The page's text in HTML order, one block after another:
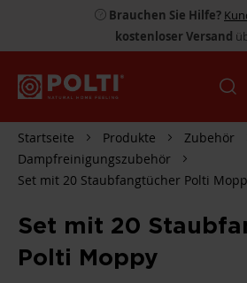
Brauchen Sie Hilfe?
kostenloser Versand
Startseite Produkte
Zubehör
Dampfreinigungszubehör
Set mit 20 Staubfangtücher Polti
Set mit 20
Polti Moppy